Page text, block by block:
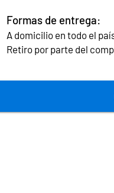
Formas de entrega:
A domicilio en todo el
Retiro por parte del